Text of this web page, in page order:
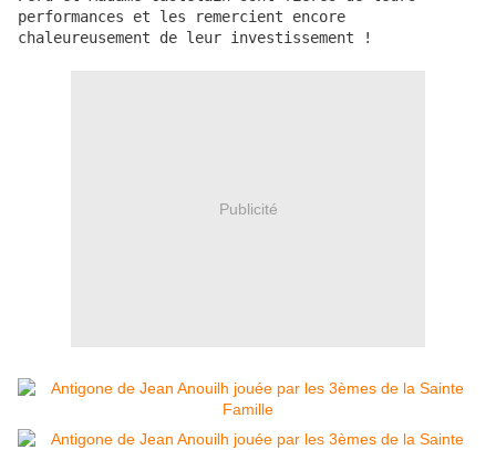
performances et les remercient encore
chaleureusement de leur investissement !
Publicité